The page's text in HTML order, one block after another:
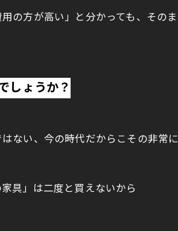
の方が高い」と分かっても、その
しょうか？
い、今の時代だからこその非常
具」は二度と買えないから